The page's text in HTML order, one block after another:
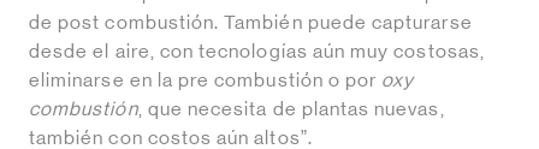
de post combustión. También puede capturarse
desde el aire, con tecnologías aún muy costosas,
eliminarse en la pre combustión o por oxy
combustión, que necesita de plantas nuevas,
también con costos aún altos”.